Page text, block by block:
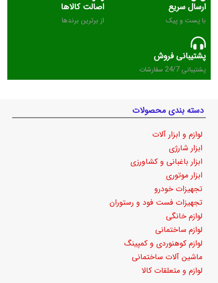
ارسال سریع
با پست و پیک
اصالت کالاها
از برترین برندها
پشتیبانی فروش
پشتیبانی 24/7 سفارشات
دسته بندی محصولات
لوازم و ابزار آلات
ابزار شارژی
ابزار باغبانی و کشاورزی
ابزار موتوری
تجهیزات خودرو
تجهیزات فست فود و رستوران
لوازم خانگی
لوازم ساختمانی
لوازم کوهنوردی و کمپینگ
ماشین آلات ساختمانی
لوازم و متعلقات کالا